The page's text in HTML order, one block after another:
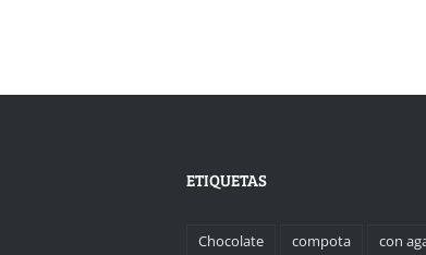
ETIQUETAS
Chocolate compota con